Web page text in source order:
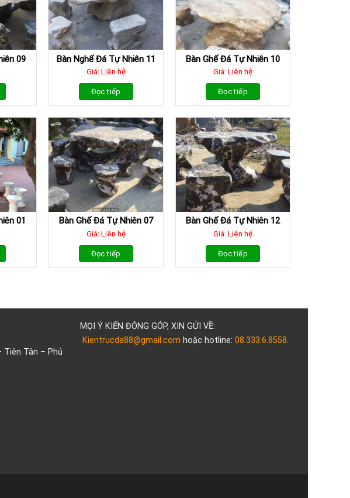
09 Bàn Nghế Đá Tự Nhiên 11
Giá: Liên hệ
Đọc tiếp
Bàn Ghế Đá Tự Nhiên 10
Giá: Liên hệ
Đọc tiếp
01 Bàn Ghế Đá Tự Nhiên 07
Giá: Liên hệ
Đọc tiếp
Bàn Ghế Đá Tự Nhiên 12
Giá: Liên hệ
Đọc tiếp
Tiên Tân – Phủ
MỌI Ý KIẾN ĐÓNG GÓP, XIN GỬI VỀ:
Kientrucda88@gmail.com hoặc hotline: 08.333.6.8558.